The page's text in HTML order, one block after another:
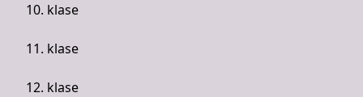
10. klase
11. klase
12. klase